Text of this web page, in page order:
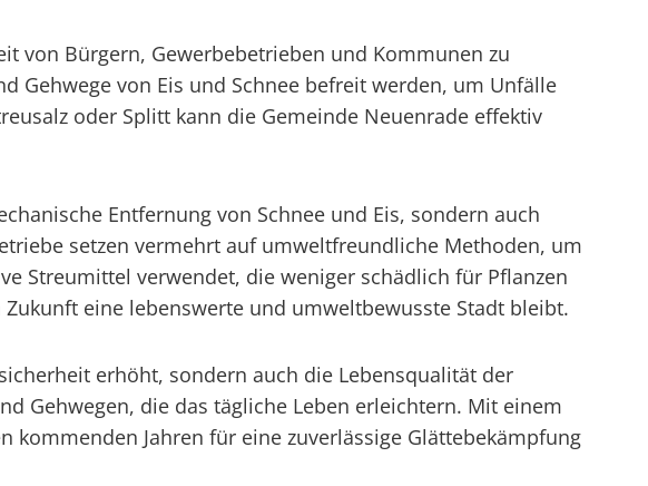
von Bürgern, Gewerbebetrieben und Kommunen zu
Gehwege von Eis und Schnee befreit werden, um Unfälle
oder Splitt kann die Gemeinde Neuenrade effektiv
Entfernung von Schnee und Eis, sondern auch
setzen vermehrt auf umweltfreundliche Methoden, um
Streumittel verwendet, die weniger schädlich für Pflanzen
eine lebenswerte und umweltbewusste Stadt bleibt.
erhöht, sondern auch die Lebensqualität der
Gehwegen, die das tägliche Leben erleichtern. Mit einem
Jahren für eine zuverlässige Glättebekämpfung